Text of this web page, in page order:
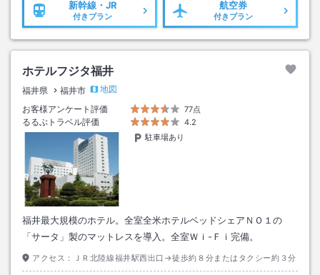
新幹線・JR
付きプラン
航空券
付きプラン
ホテルフジタ福井
福井県 福井市
地図
お客様アンケート評価
77点
るるぶトラベル評価
4.2
駐車場あり
福井最大規模のホテル。全室全米ホテルベッドシェアＮＯ１の
「サータ」製のマットレスを導入。全室Ｗｉ-Ｆｉ完備。
アクセス： ＪＲ北陸線福井駅西出口→徒歩約８分またはタクシー約３分